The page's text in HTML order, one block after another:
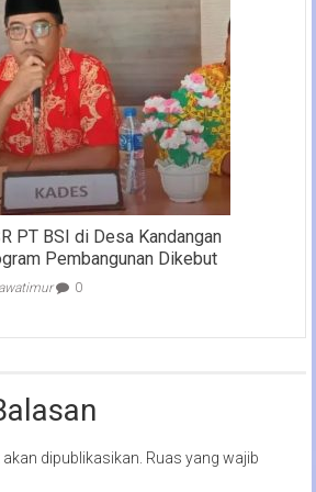
PT BSI di Desa Kandangan
Pembangunan Dikebut
0
dipublikasikan. Ruas yang wajib